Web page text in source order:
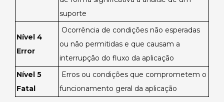
suporte
Nível 4
Error
Ocorrência de condições não esperadas
ou não permitidas e que causam a
interrupção do fluxo da aplicação
Nível 5
Fatal
Erros ou condições que comprometem o
funcionamento geral da aplicação